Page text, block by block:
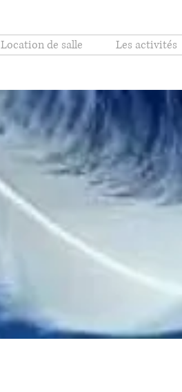
Location de salle Les activités